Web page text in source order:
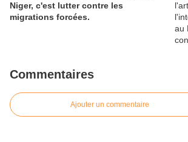
Niger, c'est lutter contre les
migrations forcées.
Commentaires
Ajouter un commentaire